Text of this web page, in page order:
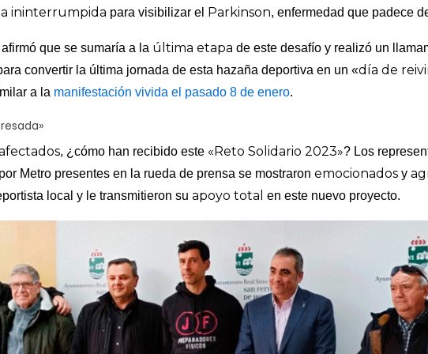
ininterrumpida para visibilizar el Parkinson, enfermedad que padece
que se sumaría a la última etapa de este desafío y realizó un
convertir la última jornada de esta hazaña deportiva en un «día de
a la manifestación vivida el pasado 8 de enero.
, ¿cómo han recibido este «Reto Solidario 2023»? Los
Metro presentes en la rueda de prensa se mostraron emocionados y
local y le transmitieron su apoyo total en este nuevo proyecto.